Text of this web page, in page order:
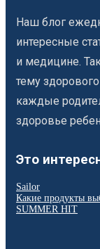
Наш блог
интересные
и медицине.
тему
каждые
здоровье
Это
Sailor
Какие продукты
SUMMER HIT